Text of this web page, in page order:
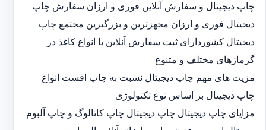
چاپ دیجیتال و سفارش آنلاین فوری و ارزان سفارش چاپ
دیجیتال فوری و ارزان مجهزترین و بزرگترین مجتمع چاپ
دیجیتال کشوردارای ثبت سفارش آنلاین با انواع کاغذ در
گرماژهای مختلف و متنوع
مزیت های مهم چاپ دیجیتال نسبت به چاپ افست انواع
چاپ دیجیتال بر اساس نوع تکنولوژی
مزایای چاپ دیجیتال چاپ دیجیتال چاپ کاتالوگ و چاپ آلبوم